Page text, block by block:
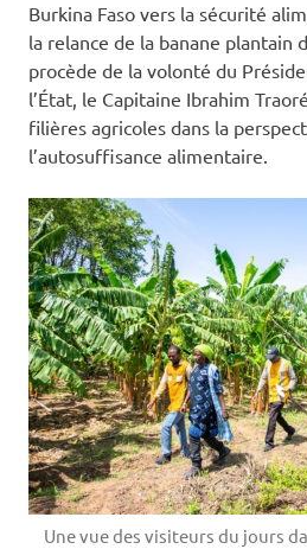
Burkina Faso vers la sécurité
la relance de la banane plantain
procède de la volonté du
l’État, le Capitaine Ibrahim
filières agricoles dans la
l’autosuffisance alimentaire.
Une vue des visiteurs du jours